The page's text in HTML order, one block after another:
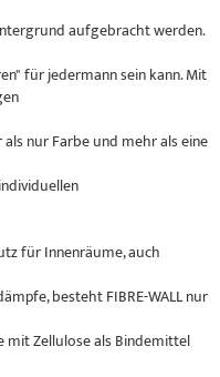
aufgebracht werden.
für jedermann sein kann. Mit
als nur Farbe und mehr als eine
für Innenräume, auch
besteht FIBRE-WALL nur
mit Zellulose als Bindemittel